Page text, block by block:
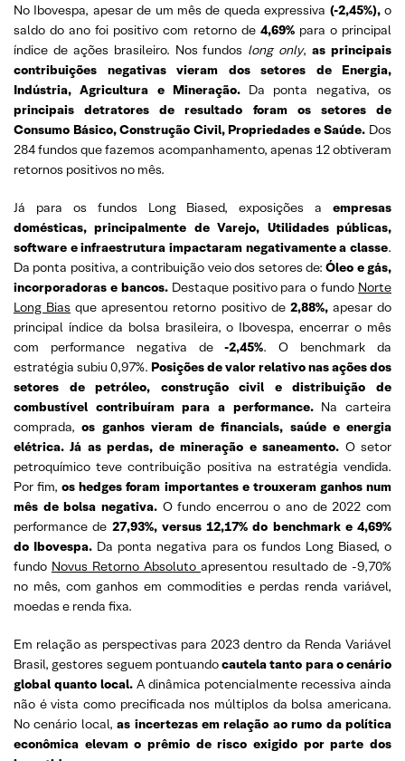
No Ibovespa, apesar de um mês de queda expressiva (-2,45%),o
saldo do ano foi positivo com retorno de 4,69% para o principal
índice de ações brasileiro. Nos fundos long only,as principais
contribuições negativas vieram dos setores de Energia,
Indústria, Agricultura e Mineração.Da ponta negativa, os
principais detratores de resultado foram os setores de
Consumo Básico, Construção Civil, Propriedades e Saúde. Dos
284 fundos que fazemos acompanhamento, apenas 12 obtiveram
retornos positivos no mês.
Já para os fundos Long Biased, exposições a empresas
domésticas, principalmente de Varejo, Utilidades públicas,
software e infraestrutura impactaram negativamente a classe.
Da ponta positiva, a contribuição veio dos setores de:Óleo e gás,
incorporadoras e bancos.Destaque positivo para o fundo Norte
Long Bias que apresentou retorno positivo de 2,88%, apesar do
principal índice da bolsa brasileira, o Ibovespa, encerrar o mês
com performance negativa de-2,45%. O benchmark da
estratégia subiu 0,97%. Posições de valor relativo nas ações dos
setores de petróleo, construção civil e distribuição de
combustível contribuíram para a performance. Na carteira
comprada,os ganhos vieram de financials, saúde e energia
elétrica. Já as perdas, de mineração e saneamento. O setor
petroquímico teve contribuição positiva na estratégia vendida.
Por fim,os hedges foram importantes e trouxeram ganhos num
mês de bolsa negativa. O fundo encerrou o ano de 2022 com
performance de 27,93%, versus 12,17% do benchmark e 4,69%
do Ibovespa. Da ponta negativa para os fundos Long Biased, o
fundo Novus Retorno Absoluto apresentou resultado de -9,70%
no mês, com ganhos em commodities e perdas renda variável,
moedas e renda fixa.
Em relação as perspectivas para 2023 dentro da Renda Variável
Brasil, gestores seguem pontuandocautela tanto para o cenário
global quanto local. A dinâmica potencialmente recessiva ainda
não é vista como precificada nos múltiplos da bolsa americana.
No cenário local,as incertezas em relação ao rumo da política
econômica elevam o prêmio de risco exigido por parte dos